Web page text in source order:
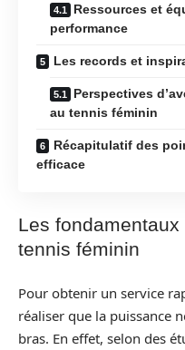
Ressources et
performance
Les records et
Perspectives
au tennis féminin
Récapitulatif des
efficace
Les
tennis féminin
Pour obtenir un service
réaliser que la puissance
bras. En effet, selon des